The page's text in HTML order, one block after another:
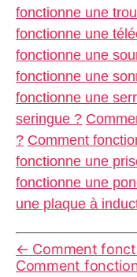
fonctionne une
fonctionne une
fonctionne une
fonctionne une
fonctionne une
seringue ?
? Comment
fonctionne une
fonctionne une
une plaque à
← Comment
Comment